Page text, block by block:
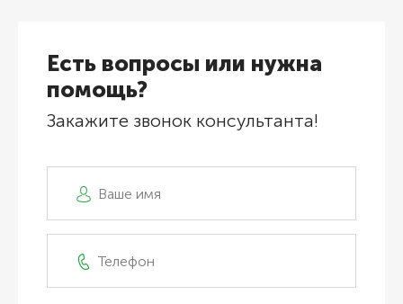
Есть вопросы или нужна
помощь?
Закажите звонок консультанта!